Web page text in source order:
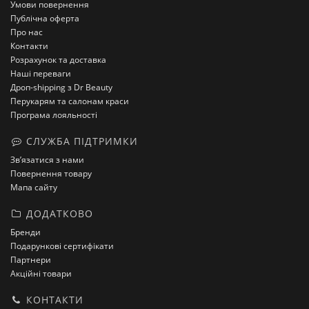
Умови повернення
Публічна оферта
Про нас
Контакти
Розрахунок та доставка
Наші переваги
Дроп-shipping з Dr Beauty
Перукарям та салонам краси
Програма лояльності
СЛУЖБА ПІДТРИМКИ
Зв’язатися з нами
Повернення товару
Мапа сайту
ДОДАТКОВО
Бренди
Подарункові сертифікати
Партнери
Акційні товари
КОНТАКТИ